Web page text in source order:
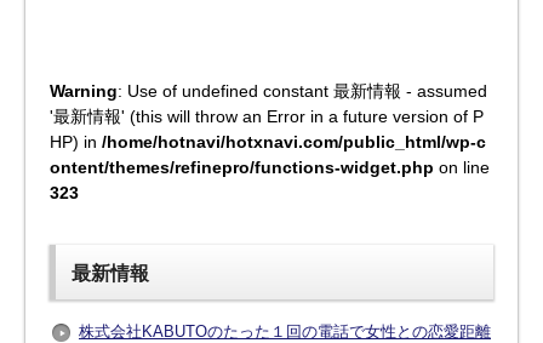
Warning: Use of undefined constant 最新情報 - assumed
'最新情報' (this will throw an Error in a future version of P
HP) in /home/hotnavi/hotxnavi.com/public_html/wp-c
ontent/themes/refinepro/functions-widget.php on line
323
最新情報
株式会社KABUTOのたった１回の電話で女性との恋愛距離